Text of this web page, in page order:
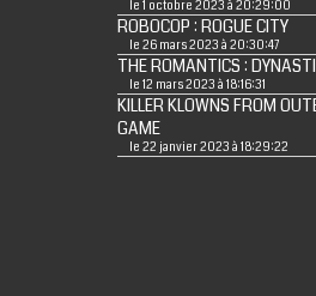
le 1 octobre 2023 à 20:29:00
ROBOCOP : ROGUE CITY
le 26 mars 2023 à 20:30:47
THE ROMANTICS :
le 12 mars 2023 à 18:16:31
KILLER KLOWNS FROM
GAME
le 22 janvier 2023 à 18:29:22